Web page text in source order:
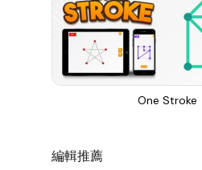
One Stroke
編輯推薦